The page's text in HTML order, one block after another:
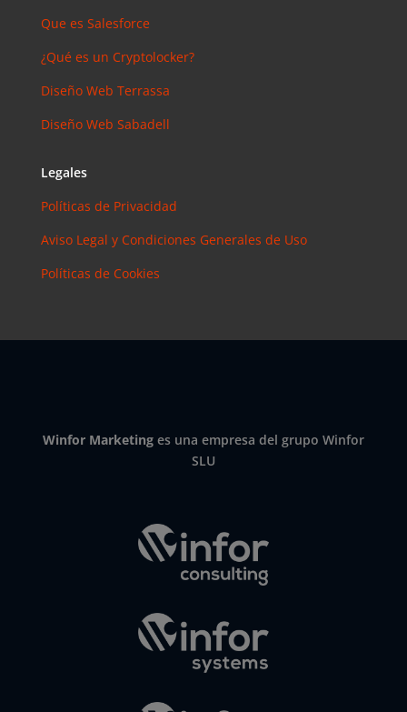
Que es Salesforce
¿Qué es un Cryptolocker?
Diseño Web Terrassa
Diseño Web Sabadell
Legales
Políticas de Privacidad
Aviso Legal y Condiciones Generales de Uso
Políticas de Cookies
Winfor Marketinges una empresa del grupo Winfor
SLU